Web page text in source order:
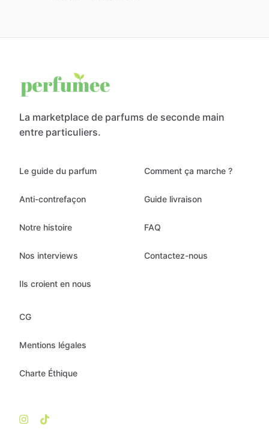
La marketplace de parfums de seconde main
entre particuliers.
Le guide du parfum
Anti-contrefaçon
Notre histoire
Nos interviews
Ils croient en nous
Comment ça marche ?
Guide livraison
FAQ
Contactez-nous
CG
Mentions légales
Charte Éthique